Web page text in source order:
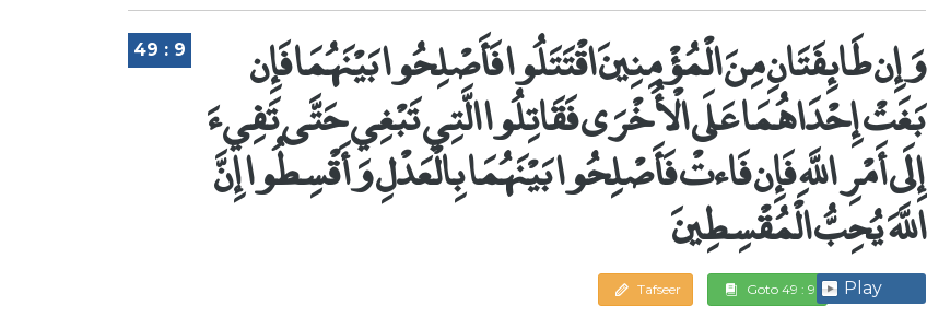
49 : 9 وَإِن طَائِفَتَانِ مِنَ الْمُؤْمِنِينَ اقْتَتَلُوا فَأَصْلِحُوا بَيْنَهُمَا فَإِن
بَغَتْ إِحْدَاهُمَا عَلَى الْأُخْرَى فَقَاتِلُوا الَّتِي تَبْغِي حَتَّى تَفِيءَ
إِلَى أَمْرِ اللَّهِ فَإِن فَاءتْ فَأَصْلِحُوا بَيْنَهُمَا بِالْعَدْلِ وَأَقْسِطُوا إِنَّ
اللَّهَ يُحِبُّ الْمُقْسِطِينَ
Tafseer Goto 49 : 9 Play